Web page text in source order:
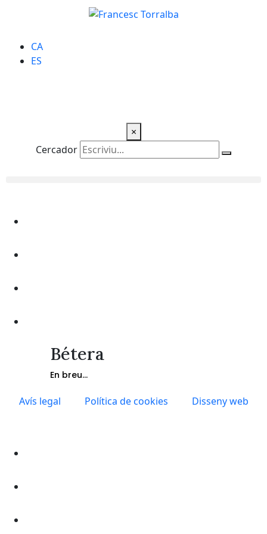
CA
ES
×
Cercador
Bétera
En breu...
Avís legal Política de cookies Disseny web